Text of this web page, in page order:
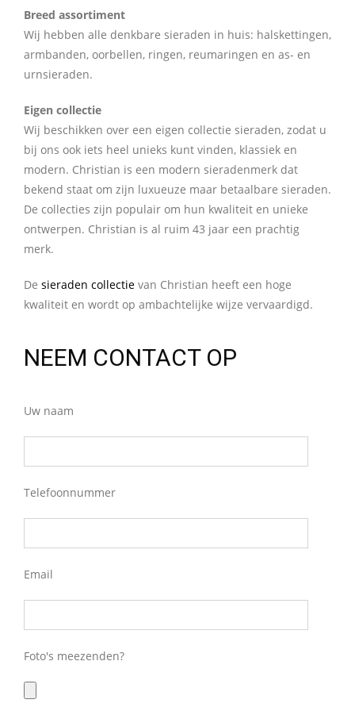
Breed assortiment
Wij hebben alle denkbare sieraden in huis: halskettingen,
armbanden, oorbellen, ringen, reumaringen en as- en
urnsieraden.
Eigen collectie
Wij beschikken over een eigen collectie sieraden, zodat u
bij ons ook iets heel unieks kunt vinden, klassiek en
modern. Christian is een modern sieradenmerk dat
bekend staat om zijn luxueuze maar betaalbare sieraden.
De collecties zijn populair om hun kwaliteit en unieke
ontwerpen. Christian is al ruim 43 jaar een prachtig
merk.
De sieraden collectie van Christian heeft een hoge
kwaliteit en wordt op ambachtelijke wijze vervaardigd.
NEEM CONTACT OP
Uw naam
Telefoonnummer
Email
Foto's meezenden?